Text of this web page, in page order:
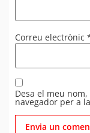
Correu electrònic
Desa el meu
navegador per a